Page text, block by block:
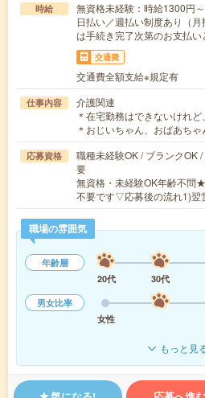
時給
無資格未経験：時給1300
日払い／週払い制度あり（
は手続き完了次第のお支払い
交通費
交通費全額支給※規定有
仕事内容
介護関連
＊在宅勤務はできないけれ
＊おじいちゃん、おばあち
応募資格
職種未経験OK / ブランクOK
要
無資格・未経験OK年齢不
不要です▽応募後の流れ1)
職場の雰囲気
年齢層
20代
30代
男女比率
女性
もっと見